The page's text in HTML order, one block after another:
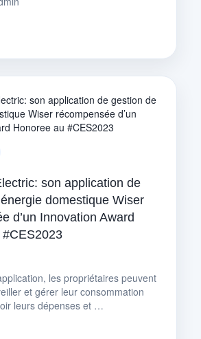
son application de
domestique Wiser
d’un Innovation Award
les propriétaires peuvent
et gérer leur consommation
leurs dépenses et …